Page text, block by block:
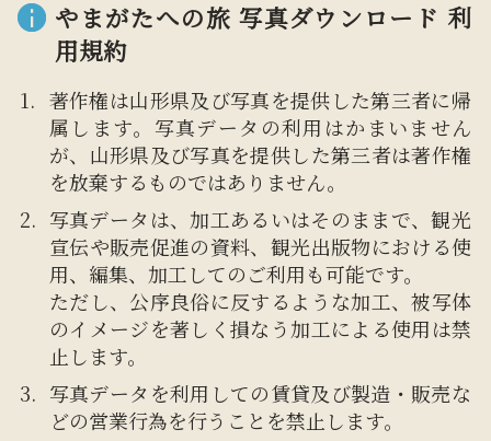
やまがたへの旅 写真ダウンロード 利
用規約
著作権は山形県及び写真を提供した第三者に帰
属します。写真データの利用はかまいません
が、山形県及び写真を提供した第三者は著作権
を放棄するものではありません。
写真データは、加工あるいはそのままで、観光
宣伝や販売促進の資料、観光出版物における使
用、編集、加工してのご利用も可能です。
ただし、公序良俗に反するような加工、被写体
のイメージを著しく損なう加工による使用は禁
止します。
写真データを利用しての賃貸及び製造・販売な
どの営業行為を行うことを禁止します。